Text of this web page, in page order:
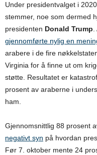
Under presidentvalget i
stemmer, noe som dermed
presidenten Donald Trump.
gjennomførte nylig en
arabere i de fire
Virginia for å finne ut om
støtte. Resultatet er
prosent av araberne i
ham.
Gjennomsnittlig 88 prosent
negativt syn på hvordan
Før 7. oktober mente 24